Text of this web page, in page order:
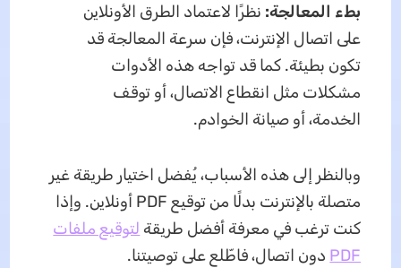
بطء المعالجة: نظرًا لاعتماد الطرق الأونلاين
على اتصال الإنترنت، فإن سرعة المعالجة قد
تكون بطيئة. كما قد تواجه هذه الأدوات
مشكلات مثل انقطاع الاتصال، أو توقف
الخدمة، أو صيانة الخوادم.
وبالنظر إلى هذه الأسباب، يُفضل اختيار طريقة غير
متصلة بالإنترنت بدلًا من توقيع PDF أونلاين. وإذا
كنت ترغب في معرفة أفضل طريقة لتوقيع ملفات
PDF دون اتصال، فاطّلع على توصيتنا.